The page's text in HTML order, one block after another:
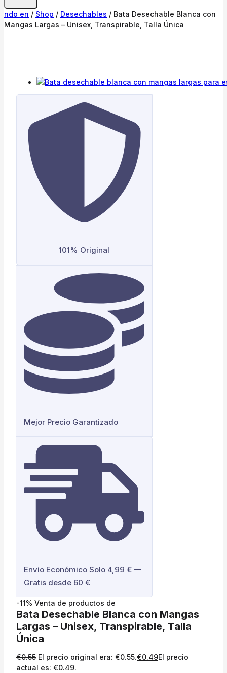
ndo en / Shop / Desechables / Bata Desechable Blanca con
Mangas Largas – Unisex, Transpirable, Talla Única
101% Original
Mejor Precio Garantizado
Envío Económico Solo 4,99 € —
Gratis desde 60 €
-11% Venta de productos de
Bata Desechable Blanca con Mangas
Largas – Unisex, Transpirable, Talla
Única
€0.55 El precio original era: €0.55.€0.49El precio
actual es: €0.49.